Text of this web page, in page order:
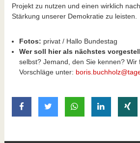
Projekt zu nutzen und einen wirklich
Stärkung unserer Demokratie zu leisten.
Fotos: privat / Hallo Bundestag
Wer soll hier als nächstes
selbst? Jemand, den Sie kennen?
Vorschläge unter:
auf Facebook teilen
auf Twitter teilen
mit Whatsapp
auf